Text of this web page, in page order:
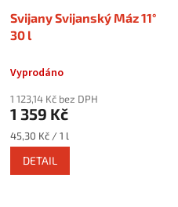
Svijany Svijanský Máz 11°
30 l
Vyprodáno
1 123,14 Kč bez DPH
1 359 Kč
Měrná
cena:
45,30 Kč / 1 l
DETAIL